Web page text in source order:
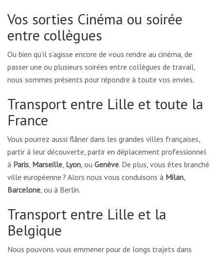
Vos sorties Cinéma ou soirée
entre collègues
Ou bien qu’il s’agisse encore de vous rendre au cinéma, de
passer une ou plusieurs soirées entre collègues de travail,
nous sommes présents pour répondre à toute vos envies.
Transport entre Lille et toute la
France
Vous pourrez aussi flâner dans les grandes villes françaises,
partir à leur découverte, partir en déplacement professionnel
à Paris Marseille Lyon , ou Genève. De plus, vous êtes branché
ville européenne ? Alors nous vous conduisons à Milan
Barcelone , ou à Berlin.
Transport entre Lille et la
Belgique
Nous pouvons vous emmener pour de longs trajets dans